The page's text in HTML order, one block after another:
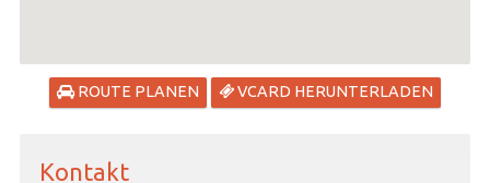
ROUTE PLANEN VCARD HERUNTERLADEN
Kontakt